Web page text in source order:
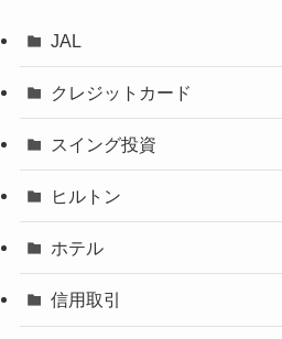
JAL
クレジットカード
スイング投資
ヒルトン
ホテル
信用取引